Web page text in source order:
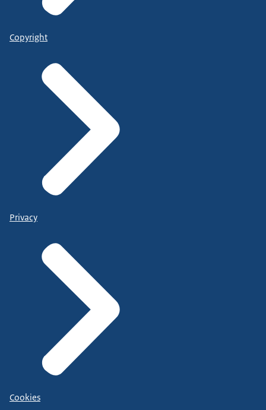
Copyright
Privacy
Cookies